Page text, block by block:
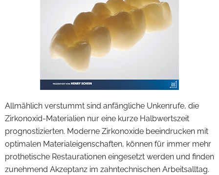
Allmählich verstummt sind anfängliche Unkenrufe, die
Zirkonoxid-Materialien nur eine kurze Halbwertszeit
prognostizierten. Moderne Zirkonoxide beeindrucken mit
optimalen Materialeigenschaften, können für immer mehr
prothetische Restaurationen eingesetzt werden und finden
zunehmend Akzeptanz im zahntechnischen Arbeitsalltag.